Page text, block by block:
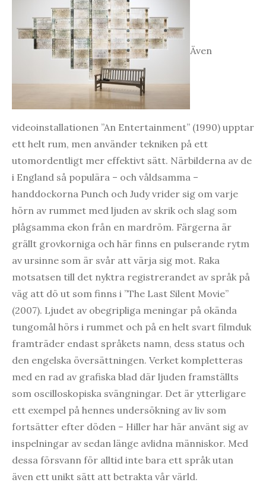
Även
videoinstallationen ”An Entertainment” (1990) upptar
ett helt rum, men använder tekniken på ett
utomordentligt mer effektivt sätt. Närbilderna av de
i England så populära – och våldsamma –
handdockorna Punch och Judy vrider sig om varje
hörn av rummet med ljuden av skrik och slag som
plågsamma ekon från en mardröm. Färgerna är
grällt grovkorniga och här finns en pulserande rytm
av ursinne som är svår att värja sig mot. Raka
motsatsen till det nyktra registrerandet av språk på
väg att dö ut som finns i ”The Last Silent Movie”
(2007). Ljudet av obegripliga meningar på okända
tungomål hörs i rummet och på en helt svart filmduk
framträder endast språkets namn, dess status och
den engelska översättningen. Verket kompletteras
med en rad av grafiska blad där ljuden framställts
som oscilloskopiska svängningar. Det är ytterligare
ett exempel på hennes undersökning av liv som
fortsätter efter döden – Hiller har här använt sig av
inspelningar av sedan länge avlidna människor. Med
dessa försvann för alltid inte bara ett språk utan
även ett unikt sätt att betrakta vår värld.